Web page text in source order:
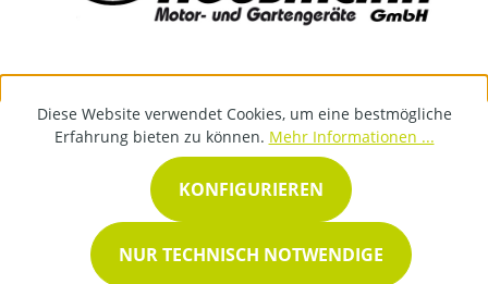
Diese Website verwendet Cookies, um eine bestmögliche
Erfahrung bieten zu können. Mehr Informationen ...
NUR TECHNISCH NOTWENDIGE
KONFIGURIEREN